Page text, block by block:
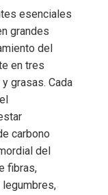
esenciales
grandes
del
en tres
grasas. Cada
carbono
del
fibras,